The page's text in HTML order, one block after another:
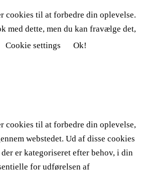
cookies til at forbedre din oplevelse.
med dette, men du kan fravælge det,
Cookie settings Ok!
cookies til at forbedre din oplevelse,
webstedet. Ud af disse cookies
der er kategoriseret efter behov, i din
for udførelsen af